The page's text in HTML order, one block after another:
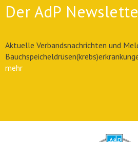
Der AdP
Aktuelle Verbandsnachrichten und
mehr